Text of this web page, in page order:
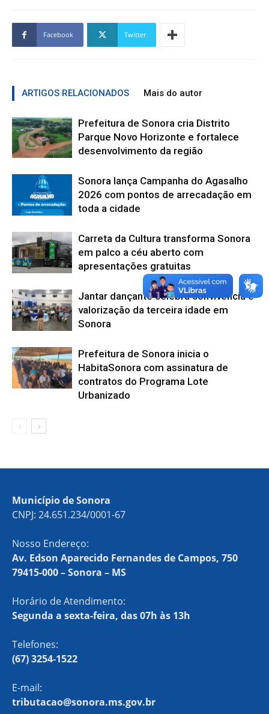
Facebook Twitter
ARTIGOS RELACIONADOS Mais do autor
Prefeitura de Sonora cria Distrito
Parque Novo Horizonte e fortalece
desenvolvimento da região
Sonora lança Campanha do Agasalho
2026 com pontos de arrecadação em
toda a cidade
Carreta da Cultura transforma Sonora
em palco a céu aberto com
apresentações gratuitas
Jantar dançante celebra convivência e
valorização da terceira idade em
Sonora
Prefeitura de Sonora inicia o
HabitaSonora com assinatura de
contratos do Programa Lote
Urbanizado
Município de Sonora
CNPJ: 24.651.234/0001-67
Nosso Endereço:
Av. Edson Aparecido Fernandes de Campos, 750
79415-000 – Sonora – MS
Horário de Atendimento:
Segunda a sexta-feira, das 07h às 13h
Telefones:
(67) 3254-1522
E-mail:
tributacao@sonora.ms.gov.br